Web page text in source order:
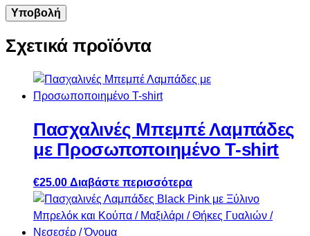
Σχετικά προϊόντα
Πασχαλινές Μπεμπέ Λαμπάδες
με Προσωποποιημένο T-shirt
€25.00 Διαβάστε περισσότερα